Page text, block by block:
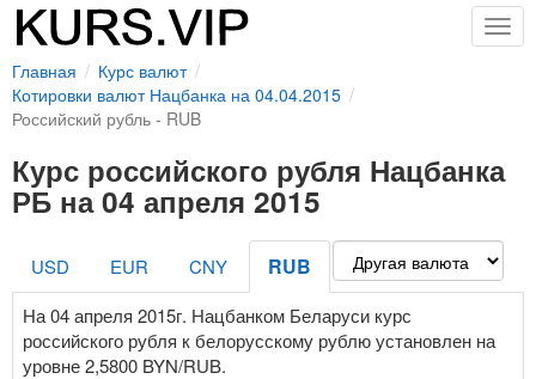
Главная
Курс валют
Котировки валют Нацбанка на 04.04.2015
Российский рубль - RUB
Курс российского рубля Нацбанка
РБ на 04 апреля 2015
USD EUR CNY RUB
На 04 апреля 2015г. Нацбанком Беларуси курс
российского рубля к белорусскому рублю установлен на
уровне 2,5800 BYN/RUB.